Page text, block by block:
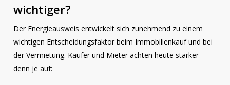
wichtiger?
Der Energieausweis entwickelt sich zunehmend zu einem
wichtigen Entscheidungsfaktor beim Immobilienkauf und bei
der Vermietung. Käufer und Mieter achten heute stärker
denn je auf: